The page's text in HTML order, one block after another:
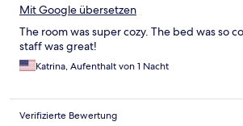
Mit Google übersetzen
The room was super cozy. The bed was so
staff was great!
Katrina, Aufenthalt von 1 Nacht
Verifizierte Bewertung